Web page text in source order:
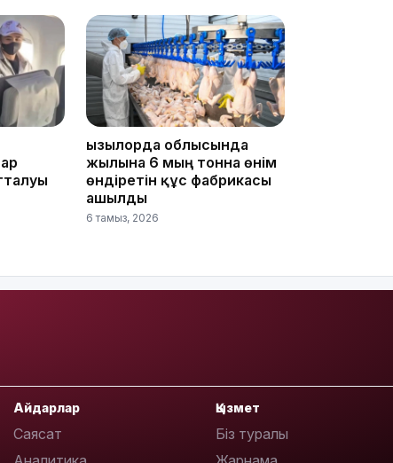
Қызылорда облысында
жылына 6 мың тонна өнім
өндіретін құс фабрикасы
ашылды
6 тамыз, 2026
09:40
Айдарлар
Саясат
Қызмет
Біз туралы